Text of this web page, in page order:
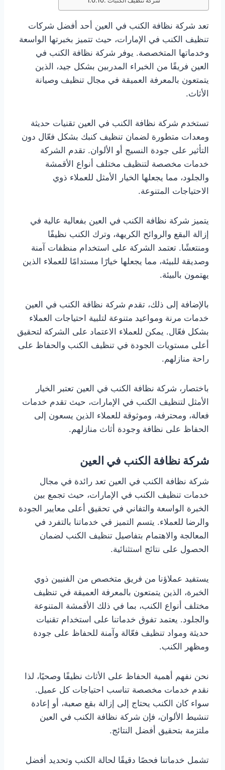
تعد شركة نظافة الكنب في العين أحد أفضل شركات
تنظيف الكنب في الإمارات، حيث تتميز بخبرتها الواسعة
وخدماتها المتخصصة. يوفر شركة نظافة الكنب في
العين فريقًا من الخبراء المدربين بشكل جيد، الذين
يتمتعون بالمعرفة العميقة في مجال تنظيف وصيانة
الأثاث.
تستخدم شركة نظافة الكنب في العين تقنيات حديثة
ومعدات متطورة لضمان تنظيف كنبك بشكل فعّال دون
التأثير على جودة النسيج أو الألوان. تقدم الشركة
خدمات مخصصة لتنظيف مختلف أنواع الأقمشة
والجلود، مما يجعلها الخيار الأمثل للعملاء ذوي
الاحتياجات المتنوعة.
يتميز شركة نظافة الكنب في العين بفعالية عالية في
إزالة البقع والروائح الكريهة، وترك الكنب نظيفًا
ومنتعشًا. تعتمد الشركة على استخدام منظفات آمنة
وصديقة للبيئة، مما يجعلها خيارًا مستدامًا للعملاء الذين
يهتمون بالبيئة.
بالإضافة إلى ذلك، تقدم شركة نظافة الكنب في العين
خدمات مرنة ومواعيد متنوعة لتلبية احتياجات العملاء
بشكل فعّال. يمكن للعملاء الاعتماد على الشركة لتحقيق
أعلى مستويات الجودة في تنظيف الكنب والحفاظ على
راحة منازلهم.
باختصار، شركة نظافة الكنب في العين تعتبر الخيار
الأمثل لتنظيف الكنب في الإمارات، حيث تقدم خدمات
فعالة، ومحترفة، وموثوقة للعملاء الذين يسعون إلى
الحفاظ على نظافة وجودة أثاث منازلهم.
شركة نظافة الكنب في العين
شركة نظافة الكنب في العين تعد رائدة في مجال
خدمات تنظيف الكنب في الإمارات، حيث تجمع بين
الخبرة الواسعة والتفاني في تحقيق أعلى معايير الجودة
والرضا للعملاء. يتسم التميز في خدماتنا بالتفرد في
المعالجة والاهتمام بتفاصيل تنظيف الكنب لضمان
الحصول على نتائج استثنائية.
يستفيد عملاؤنا من فريق متخصص من الفنيين ذوي
الخبرة، الذين يتمتعون بالمعرفة العميقة في تنظيف
مختلف أنواع الكنب، بما في ذلك الأقمشة المتنوعة
والجلود. يعتمد تفوق خدماتنا على استخدام تقنيات
حديثة ومواد تنظيف فعّالة وآمنة للحفاظ على جودة
ومظهر الكنب.
نحن نفهم أهمية الحفاظ على الأثاث نظيفًا وصحيًا، لذا
نقدم خدمات مخصصة تناسب احتياجات كل عميل.
سواء كان الكنب يحتاج إلى إزالة بقع صعبة، أو إعادة
تنشيط الألوان، فإن شركة نظافة الكنب في العين
ملتزمة بتحقيق أفضل النتائج.
تشمل خدماتنا فحصًا دقيقًا لحالة الكنب وتحديد أفضل